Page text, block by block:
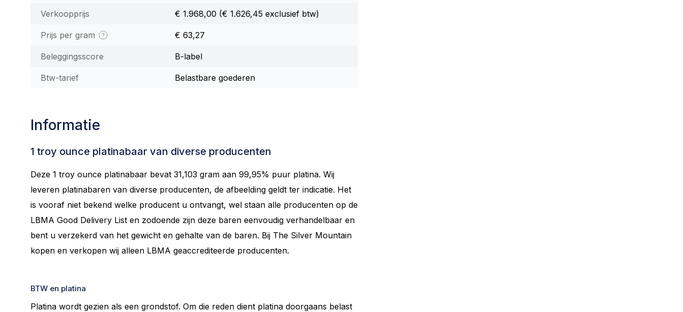
Verkoopprijs € 1.968,00 (€ 1.626,45 exclusief btw)
Prijs per gram € 63,27
Beleggingsscore B-label
Btw-tarief Belastbare goederen
Informatie
1 troy ounce platinabaar van diverse producenten
Deze 1 troy ounce platinabaar bevat 31,103 gram aan 99,95% puur platina. Wij
leveren platinabaren van diverse producenten, de afbeelding geldt ter indicatie. Het
is vooraf niet bekend welke producent u ontvangt, wel staan alle producenten op de
LBMA Good Delivery List en zodoende zijn deze baren eenvoudig verhandelbaar en
bent u verzekerd van het gewicht en gehalte van de baren. Bij The Silver Mountain
kopen en verkopen wij alleen LBMA geaccrediteerde producenten.
BTW en platina
Platina wordt gezien als een grondstof. Om die reden dient platina doorgaans belast